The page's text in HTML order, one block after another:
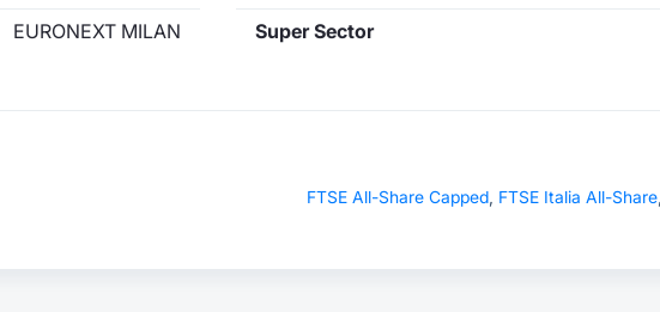
EURONEXT MILAN
Super Sector
FTSE All-Share Capped FTSE Italia All-Share